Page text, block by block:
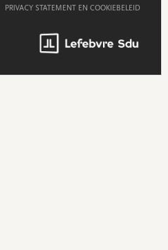
PRIVACY STATEMENT EN COOKIEBELEID